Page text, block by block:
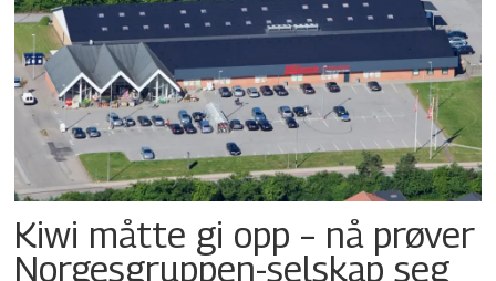
Kiwi måtte gi opp – nå prøver
Norgesgruppen-selskap seg